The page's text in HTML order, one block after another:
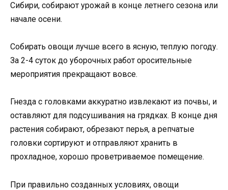
Сибири, собирают урожай в конце летнего сезона или
начале осени.
Собирать овощи лучше всего в ясную, теплую погоду.
За 2-4 суток до уборочных работ оросительные
мероприятия прекращают вовсе.
Гнезда с головками аккуратно извлекают из почвы, и
оставляют для подсушивания на грядках. В конце дня
растения собирают, обрезают перья, а репчатые
головки сортируют и отправляют хранить в
прохладное, хорошо проветриваемое помещение.
При правильно созданных условиях, овощи